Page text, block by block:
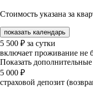
Стоимость указана за
показать календарь
5 500 ₽ за сутки
включает проживание не
Показать
5 000 ₽
страховой депозит